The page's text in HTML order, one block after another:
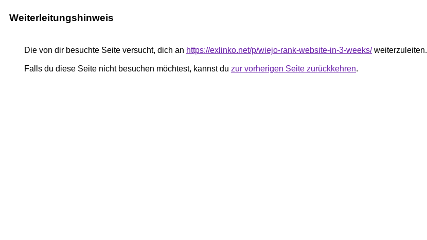
Weiterleitungshinweis
Die von dir besuchte Seite versucht, dich an https://exlinko.net/p/wiejo-rank-website-in-3-weeks/weiterzuleiten.
Falls du diese Seite nicht besuchen möchtest, kannst du zur vorherigen Seite zurückkehren.